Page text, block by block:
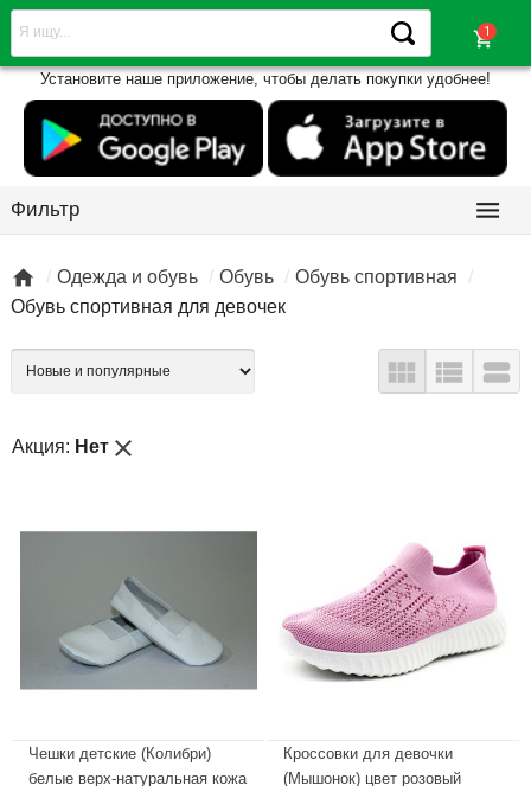
shopping_cart
Установите наше приложение, чтобы делать покупки удобнее!
Фильтр 
 Одежда и обувь Обувь
Обувь спортивная
Обувь спортивная для девочек
  
Акция: Нет close
Чешки детские (Колибри)
белые верх-натуральная кожа
Кроссовки для девочки
(Мышонок) цвет розовый